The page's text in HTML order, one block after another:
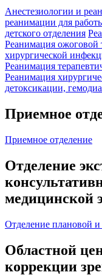
Анестезиологии и
реанимации для
детского отделения
Реанимация ожоговой
хирургической
Реанимация
Реанимация
детоксикации,
Приемное
Приемное отделение
Отделение
медицинской
Отделение плановой
Областной
коррекции